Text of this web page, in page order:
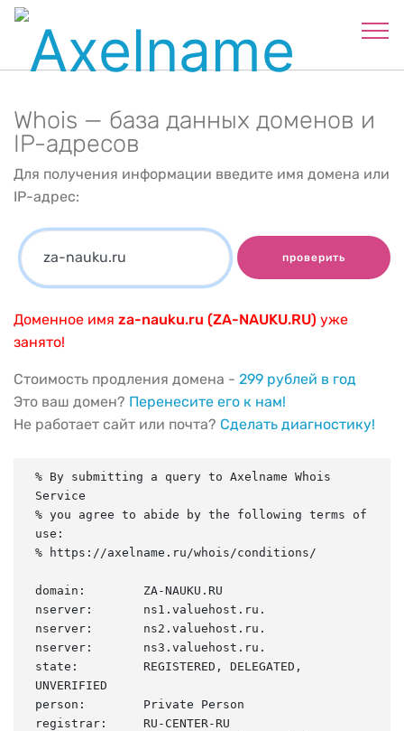
Whois — база данных доменов и
IP-адресов
Для получения информации введите имя домена или
IP-адрес:
проверить
Доменное имя za-nauku.ru (ZA-NAUKU.RU) уже
занято!
Стоимость продления домена - 299 рублей в год
Это ваш домен? Перенесите его к нам!
Не работает сайт или почта? Сделать диагностику!
% By submitting a query to Axelname Whois
Service
% you agree to abide by the following terms of
use:
% https://axelname.ru/whois/conditions/
domain:        ZA-NAUKU.RU
nserver:       ns1.valuehost.ru.
nserver:       ns2.valuehost.ru.
nserver:       ns3.valuehost.ru.
state:         REGISTERED, DELEGATED,
UNVERIFIED
person:        Private Person
registrar:     RU-CENTER-RU